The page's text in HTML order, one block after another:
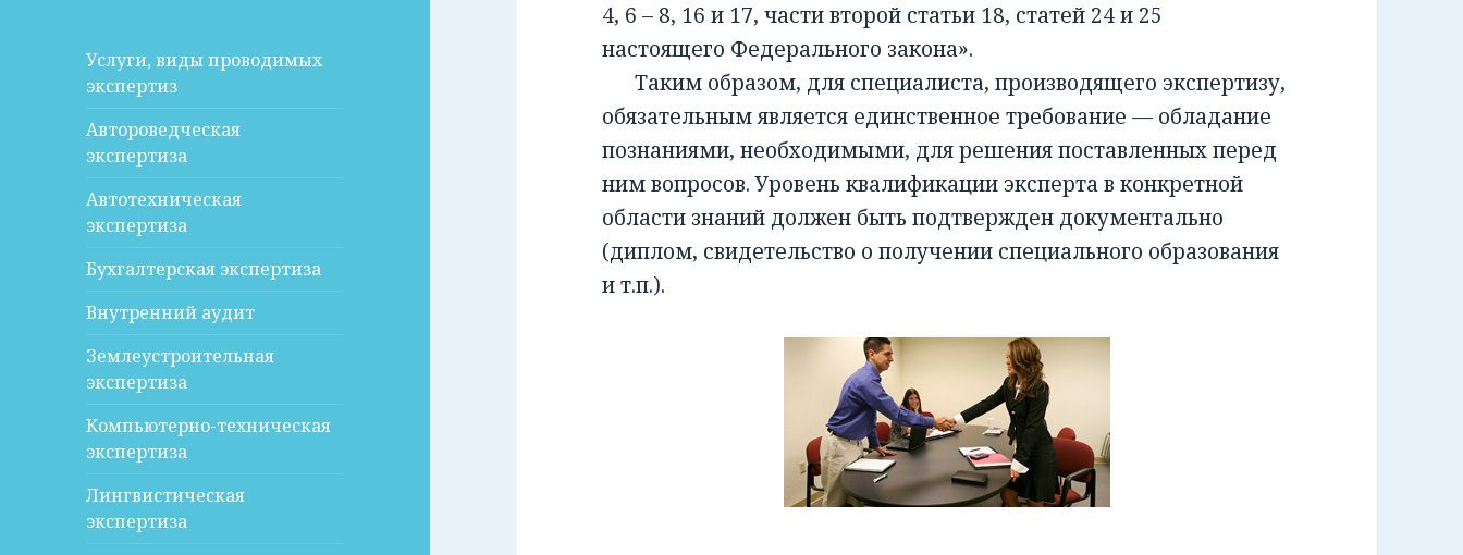
Услуги, виды проводимых
экспертиз
Автороведческая
экспертиза
Автотехническая
экспертиза
Бухгалтерская экспертиза
Внутренний аудит
Землеустроительная
экспертиза
Компьютерно-техническая
экспертиза
Лингвистическая
экспертиза
4, 6 – 8, 16 и 17, части второй статьи 18, статей 24 и 25
настоящего Федерального закона».
Таким образом, для специалиста, производящего экспертизу,
обязательным является единственное требование — обладание
познаниями, необходимыми, для решения поставленных перед
ним вопросов. Уровень квалификации эксперта в конкретной
области знаний должен быть подтвержден документально
(диплом, свидетельство о получении специального образования
и т.п.).